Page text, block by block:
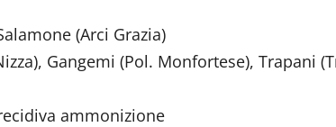
(Arci Grazia)
Gangemi (Pol. Monfortese), Trapani
ammonizione